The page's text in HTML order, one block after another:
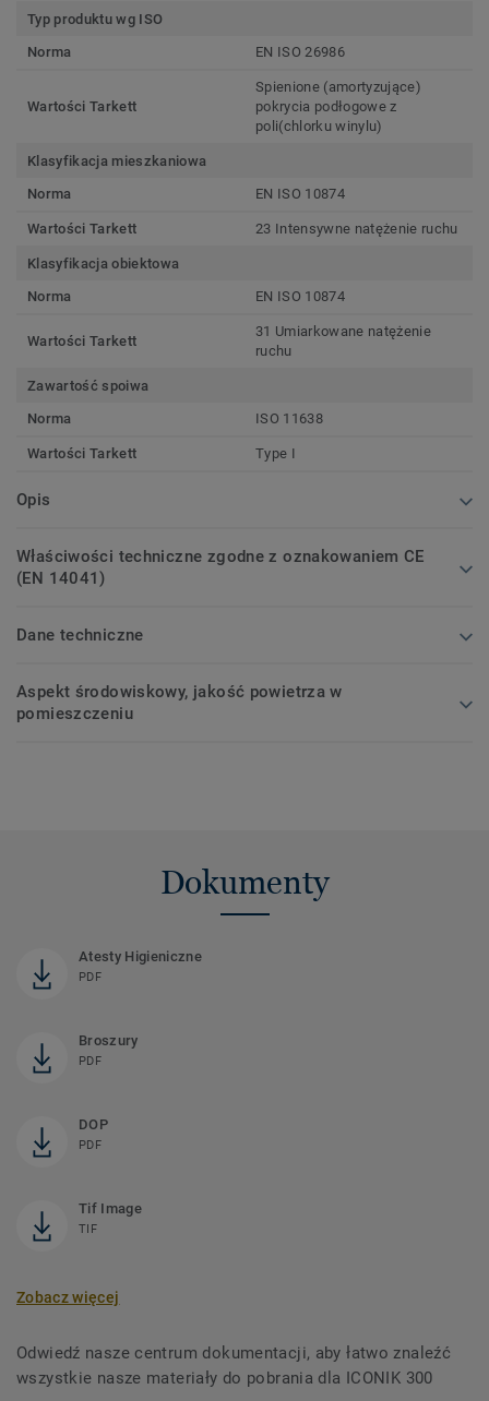
Typ produktu wg ISO
Norma
EN ISO 26986
Wartości Tarkett
Spienione (amortyzujące)
pokrycia podłogowe z
poli(chlorku winylu)
Klasyfikacja mieszkaniowa
Norma
EN ISO 10874
Wartości Tarkett 23 Intensywne natężenie ruchu
Klasyfikacja obiektowa
Norma
EN ISO 10874
Wartości Tarkett
31 Umiarkowane natężenie
ruchu
Zawartość spoiwa
Norma
ISO 11638
Wartości Tarkett Type I
Opis
Właściwości techniczne zgodne z oznakowaniem CE
(EN 14041)
Dane techniczne
Aspekt środowiskowy, jakość powietrza w
pomieszczeniu
Dokumenty
Atesty Higieniczne
PDF
Broszury
PDF
DOP
PDF
Tif Image
TIF
Zobacz więcej
Odwiedź nasze centrum dokumentacji, aby łatwo znaleźć
wszystkie nasze materiały do ​​pobrania dla ICONIK 300